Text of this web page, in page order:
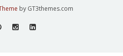
by GT3themes.com